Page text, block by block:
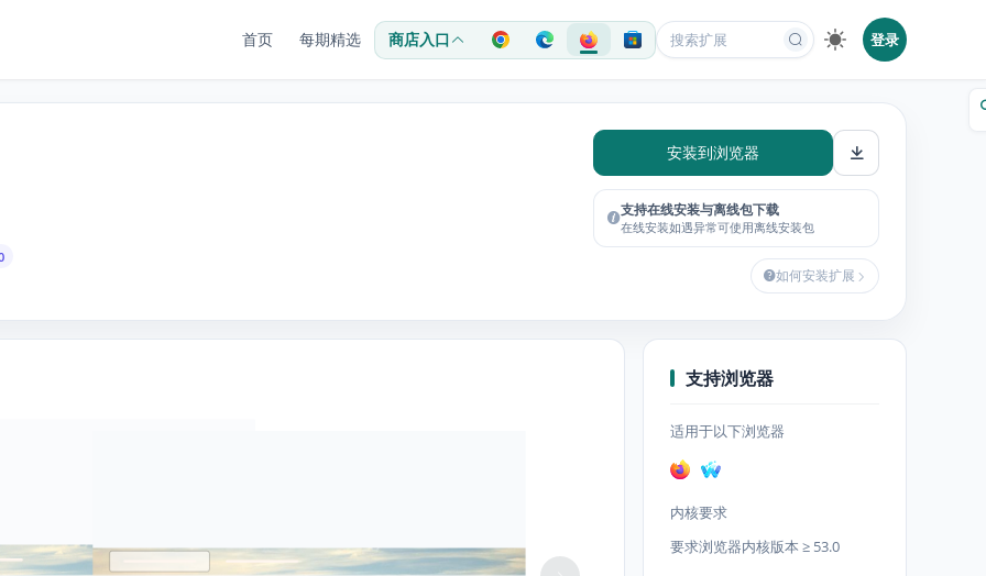
首页 每期精选 商店入口 登录
安装到浏览器
支持在线安装与离线包下载
在线安装如遇异常可使用离线安装包
如何安装扩展
支持浏览器
适用于以下浏览器
内核要求
要求浏览器内核版本 ≥ 53.0